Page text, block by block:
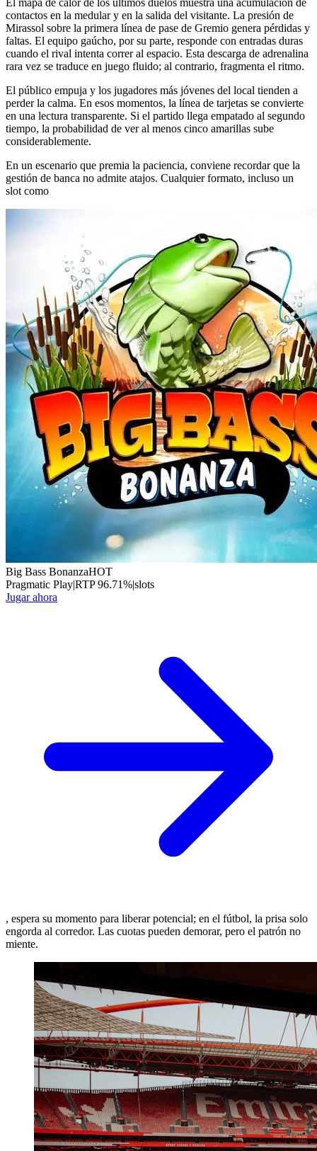
El mapa de calor de los últimos duelos muestra una acumulación de
contactos en la medular y en la salida del visitante. La presión de
Mirassol sobre la primera línea de pase de Gremio genera pérdidas y
faltas. El equipo gaúcho, por su parte, responde con entradas duras
cuando el rival intenta correr al espacio. Esta descarga de adrenalina
rara vez se traduce en juego fluido; al contrario, fragmenta el ritmo.
El público empuja y los jugadores más jóvenes del local tienden a
perder la calma. En esos momentos, la línea de tarjetas se convierte
en una lectura transparente. Si el partido llega empatado al segundo
tiempo, la probabilidad de ver al menos cinco amarillas sube
considerablemente.
En un escenario que premia la paciencia, conviene recordar que la
gestión de banca no admite atajos. Cualquier formato, incluso un
slot como
Big Bass BonanzaHOT
Pragmatic Play|RTP96.71%|slots
Jugar ahora
, espera su momento para liberar potencial; en el fútbol, la prisa solo
engorda al corredor. Las cuotas pueden demorar, pero el patrón no
miente.